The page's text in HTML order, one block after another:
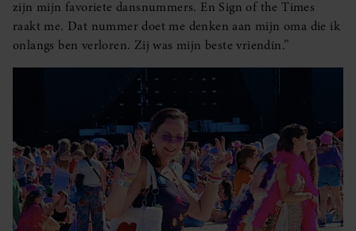
partners kunnen deze gegevens combineren met andere
informatie die u aan ze heeft verstrekt of die ze hebben
verzameld op basis van uw gebruik van hun services. U
zijn mijn favoriete dansnummers. En Sign of the Times
raakt me. Dat nummer doet me denken aan mijn oma die ik
onlangs ben verloren. Zij was mijn beste vriendin.”